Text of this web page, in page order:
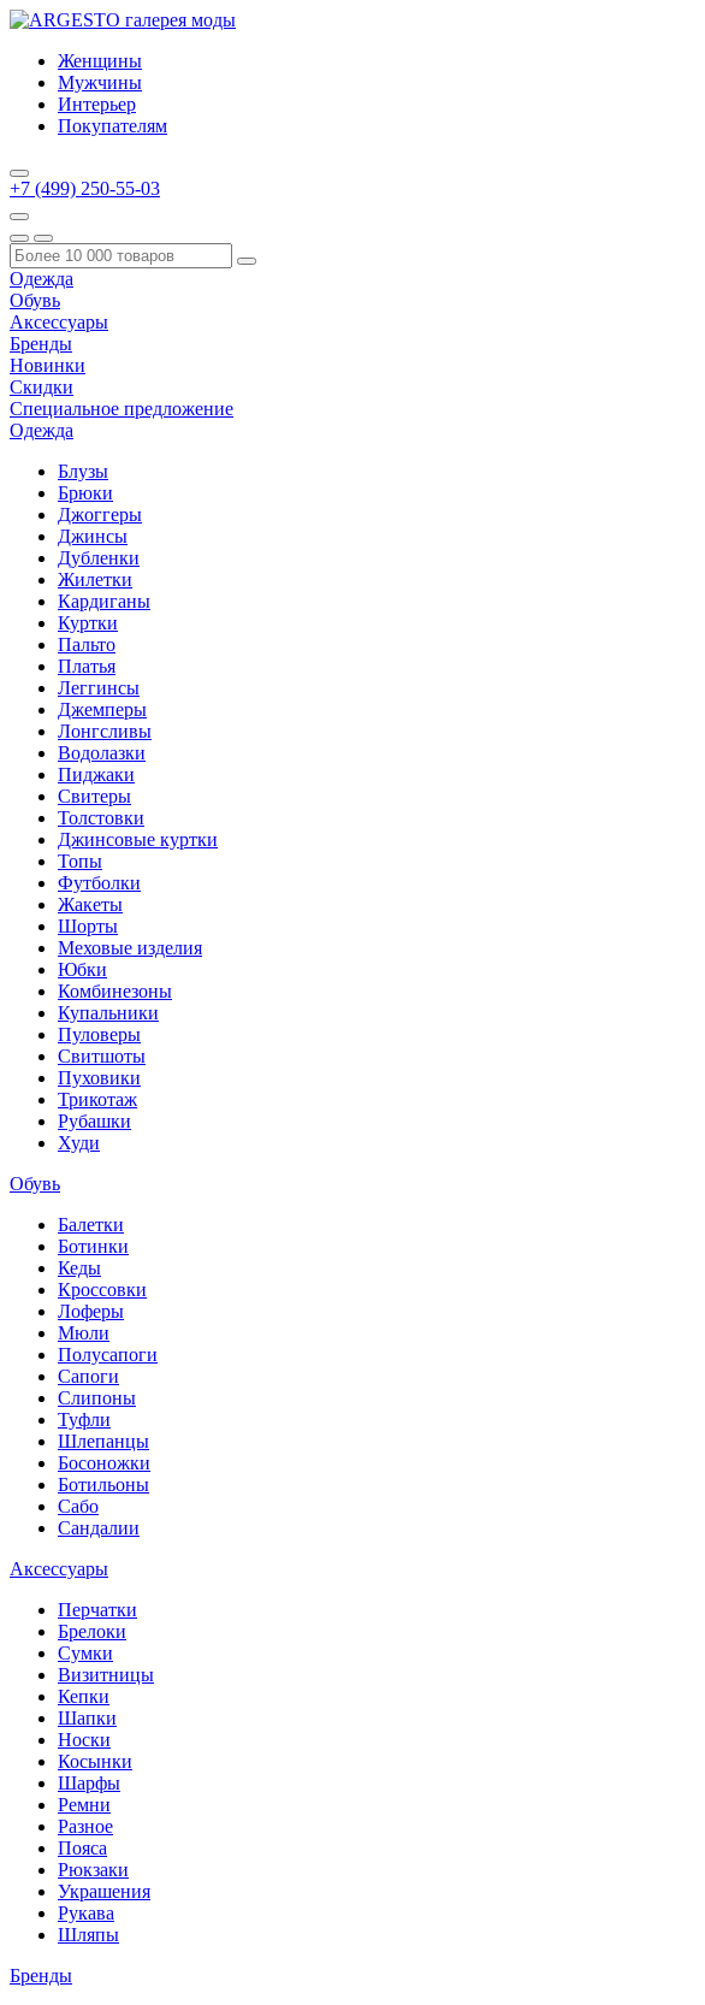
Женщины
Мужчины
Интерьер
Покупателям
+7 (499) 250-55-03
Одежда
Обувь
Аксессуары
Бренды
Новинки
Скидки
Специальное предложение
Одежда
Блузы
Брюки
Джоггеры
Джинсы
Дубленки
Жилетки
Кардиганы
Куртки
Пальто
Платья
Леггинсы
Джемперы
Лонгсливы
Водолазки
Пиджаки
Свитеры
Толстовки
Джинсовые куртки
Топы
Футболки
Жакеты
Шорты
Меховые изделия
Юбки
Комбинезоны
Купальники
Пуловеры
Свитшоты
Пуховики
Трикотаж
Рубашки
Худи
Обувь
Балетки
Ботинки
Кеды
Кроссовки
Лоферы
Мюли
Полусапоги
Сапоги
Слипоны
Туфли
Шлепанцы
Босоножки
Ботильоны
Сабо
Сандалии
Аксессуары
Перчатки
Брелоки
Сумки
Визитницы
Кепки
Шапки
Носки
Косынки
Шарфы
Ремни
Разное
Пояса
Рюкзаки
Украшения
Рукава
Шляпы
Бренды